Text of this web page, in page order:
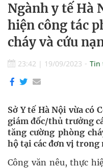
Ngành y tế Hà
hiện công tác
cháy và cứu
23:42 | 19/09/2023 Tin
Sở Y tế Hà Nội vừa có
giám đốc/thủ trưởng
tăng cường phòng
hộ tại các đơn vị trong
Công văn nêu, thực